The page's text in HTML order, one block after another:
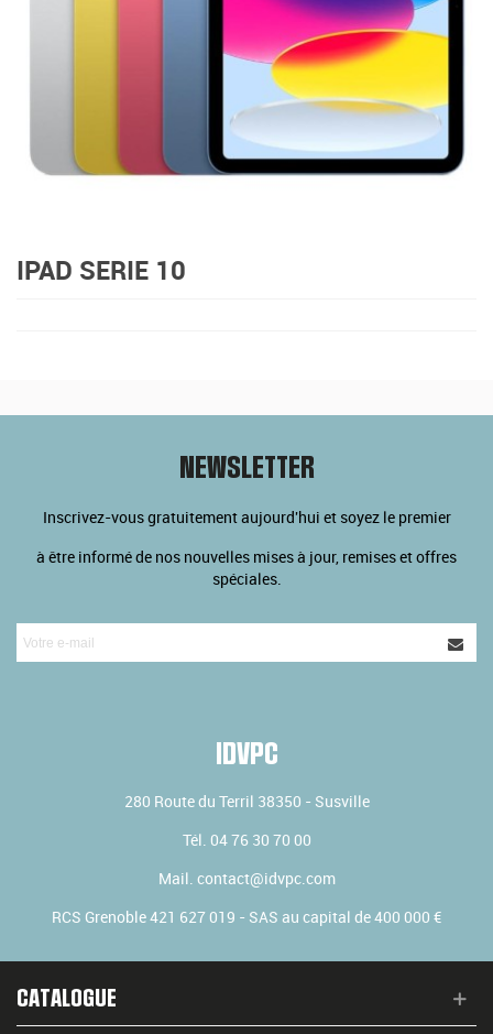
IPAD SERIE 10
NEWSLETTER
Inscrivez-vous gratuitement aujourd'hui et soyez le premier
à être informé de nos nouvelles mises à jour, remises et offres
spéciales.
IDVPC
280 Route du Terril 38350 - Susville
Tél. 04 76 30 70 00
Mail. contact@idvpc.com
RCS Grenoble 421 627 019 - SAS au capital de 400 000 €
CATALOGUE